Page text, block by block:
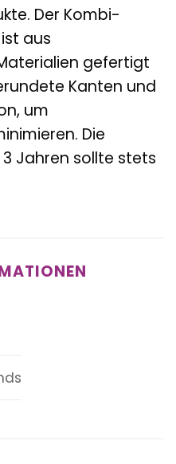
Der Kombi-
aus
gefertigt
Kanten und
um
Die
Jahren sollte stets